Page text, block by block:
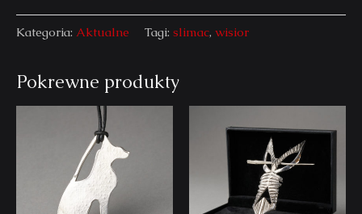
Kategoria: Aktualne Tagi: slimac, wisior
Pokrewne produkty